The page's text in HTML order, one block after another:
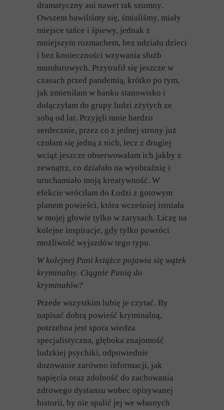
dramatyczny ani nawet tak szumny.
Owszem bawiliśmy się, śmialiśmy, miały
miejsce tańce i śpiewy, jednak z
mniejszym rozmachem, bez udziału dzieci
i bez konieczności wzywania służb
mundurowych. Przytrafił się jeszcze w
czasach przed pandemią, krótko po tym,
jak zmieniłam w banku stanowisko i
dołączyłam do grupy ludzi zżytych ze
sobą od lat. Przyjęli mnie bardzo
serdecznie, przez co z jednej strony już
czułam się jedną z nich, lecz z drugiej
wciąż jeszcze obserwowałam ich jakby z
zewnątrz, co działało na wyobraźnię i
uruchamiało moją kreatywność. W
efekcie wróciłam do Łodzi z gotowym
planem powieści, która wcześniej istniała
w mojej głowie tylko w zarysach. Liczę na
kolejne inspiracje, gdy tylko powróci
możliwość wyjazdów tego typu.
W kolejnej Pani książce pojawia się wątek
kryminalny. Ciągnie Panią do
kryminałów?
Przede wszystkim lubię je czytać. By
napisać dobrą powieść kryminalną,
potrzebna jest spora wiedza
specjalistyczna, głęboka znajomość
ludzkiej psychiki, odpowiednie
dozowanie zarówno informacji, jak
napięcia oraz zdolność do zachowania
zdrowego dystansu wobec opisywanej
historii, by nie spalić jej we własnych